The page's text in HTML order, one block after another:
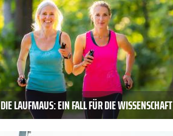
DIE LAUFMAUS: EIN FALL FÜR DIE WISSENSCHAFT